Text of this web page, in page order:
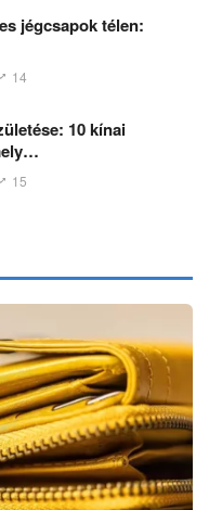
jégcsapok télen:
14
10 kínai
15